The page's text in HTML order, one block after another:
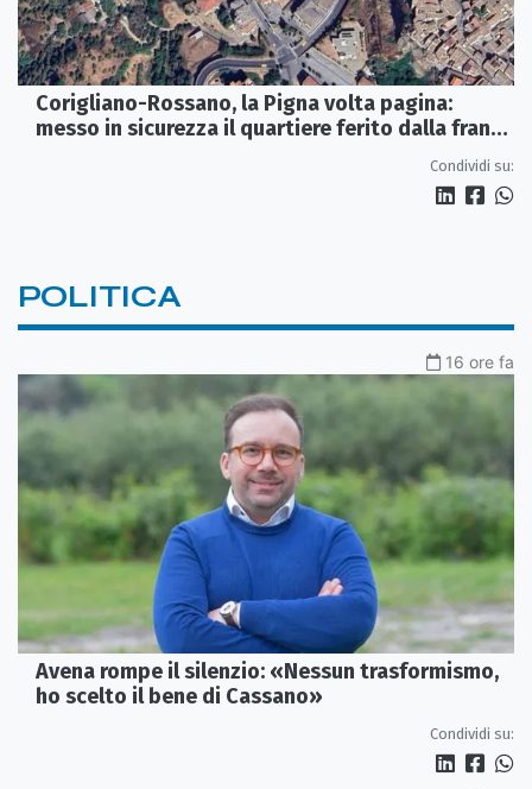
Corigliano-Rossano, la Pigna volta pagina:
messo in sicurezza il quartiere ferito dalla frana
Condividi su:
POLITICA
16 ore fa
Avena rompe il silenzio: «Nessun trasformismo,
ho scelto il bene di Cassano»
Condividi su: